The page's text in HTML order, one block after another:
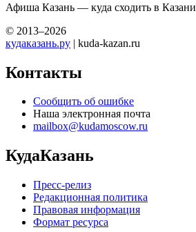
Афиша Казань — куда сходить в Казани
© 2013–2026
кудаказань.ру | kuda-kazan.ru
Контакты
Сообщить об ошибке
Наша электронная почта
mailbox@kudamoscow.ru
КудаКазань
Пресс-релиз
Редакционная политика
Правовая информация
Формат ресурса